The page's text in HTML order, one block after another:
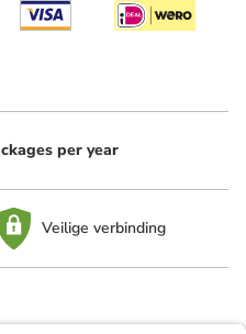
per year
Veilige verbinding